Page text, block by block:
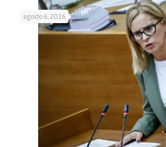
agosto 6, 2026